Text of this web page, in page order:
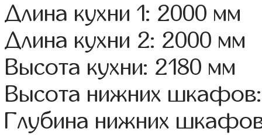
Длина кухни 1: 2000 мм
Длина кухни 2: 2000 мм
Высота кухни: 2180 мм
Высота нижних
Глубина нижних